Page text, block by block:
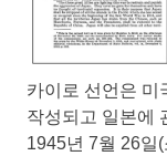
카이로 선언은 미
작성되고 일본에
1945년 7월 26일